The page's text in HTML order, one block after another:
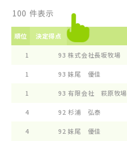
件表示
順位 決定得点
1 93 株式会社長坂牧場
1 93 妹尾 優佳
1 93 有限会社 萩原牧場
4 92 杉浦 弘泰
4 92 妹尾 優佳